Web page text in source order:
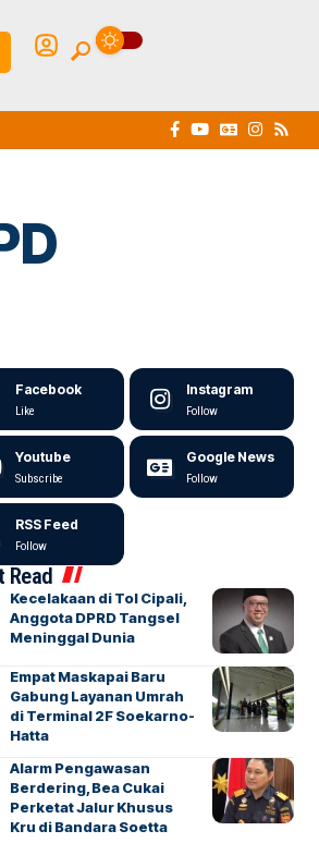
Facebook
Like
Instagram
Follow
Youtube
Subscribe
Google News
Follow
RSS Feed
Follow
Read
Kecelakaan di Tol Cipali,
Anggota DPRD Tangsel
Meninggal Dunia
Empat Maskapai Baru
Gabung Layanan Umrah
di Terminal 2F Soekarno-
Hatta
Alarm Pengawasan
Berdering, Bea Cukai
Perketat Jalur Khusus
Kru di Bandara Soetta